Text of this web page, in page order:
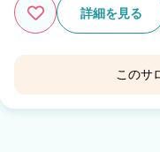
詳細を見る
このサ
HOLOGRAM